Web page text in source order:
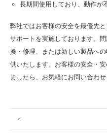
長期間使用しており、動作が
弊社ではお客様の安全を最優先
サポートを実施しております。
換・修理、または新しい製品へ
供いたします。お客様の安全・
ましたら、お気軽にお問い合わせ